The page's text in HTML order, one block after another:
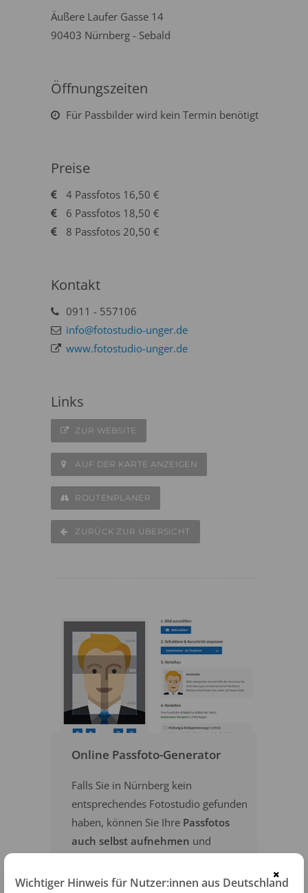
Äußere Laufer Gasse 14
90403 Nürnberg - Sebald
Öffnungszeiten
Für Passbilder wird kein Termin benötigt
Preise
4 Passfotos 16,50 €
6 Passfotos 18,50 €
8 Passfotos 20,50 €
Kontakt
0911 - 557106
info@fotostudio-unger.de
www.fotostudio-unger.de
Links
ZUR WEBSITE
AUF DER KARTE ANZEIGEN
ROUTENPLANER
ZURÜCK ZUR ÜBERSICHT
Online Passfoto-Generator
Falls Sie in Nürnberg kein
entsprechendes Fotostudio gefunden
haben, können Sie Ihre Passfotos
auch selbst aufnehmen und
×
Wichtiger Hinweis für Nutzer:innen aus Deutschland